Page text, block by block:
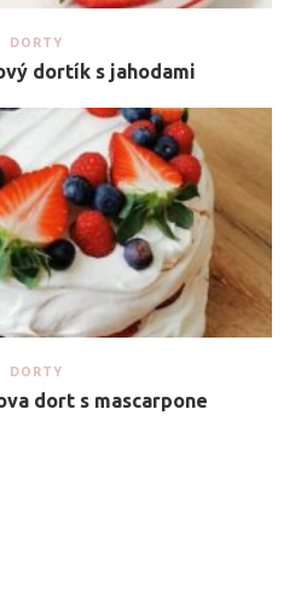
DORTY
dortík s jahodami
DORTY
dort s mascarpone